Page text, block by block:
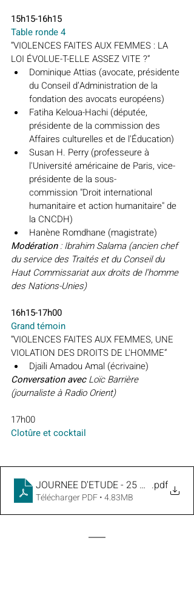
15h15-16h15
Table ronde 4
“VIOLENCES FAITES AUX FEMMES : LA
LOI ÉVOLUE-T-ELLE ASSEZ VITE ?”
Dominique Attias (avocate, présidente
du Conseil d’Administration de la
fondation des avocats européens)
Fatiha Keloua-Hachi (députée,
présidente de la commission des
Affaires culturelles et de l'Éducation)
Susan H. Perry (professeure à
l'Université américaine de Paris, vice-
présidente de la sous-
commission "Droit international
humanitaire et action humanitaire" de
la CNCDH)
Hanène Romdhane (magistrate)
Modération : Ibrahim Salama (ancien chef
du service des Traités et du Conseil du
Haut Commissariat aux droits de l’homme
des Nations-Unies)
16h15-17h00
Grand témoin
“VIOLENCES FAITES AUX FEMMES, UNE
VIOLATION DES DROITS DE L'HOMME”
Djaïli Amadou Amal (écrivaine)
Conversation avec Loïc Barrière
(journaliste à Radio Orient)
17h00
Clotûre et cocktail
JOURNEE D'ETUDE - 25 NOV. -
.pdf
Télécharger PDF • 4.83MB